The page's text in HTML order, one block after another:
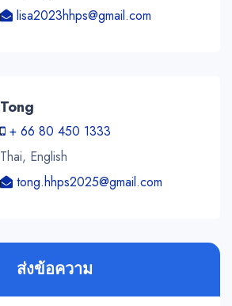
lisa2023hhps@gmail.com
Tong
+ 66 80 450 1333
Thai, English
tong.hhps2025@gmail.com
ส่งข้อความ